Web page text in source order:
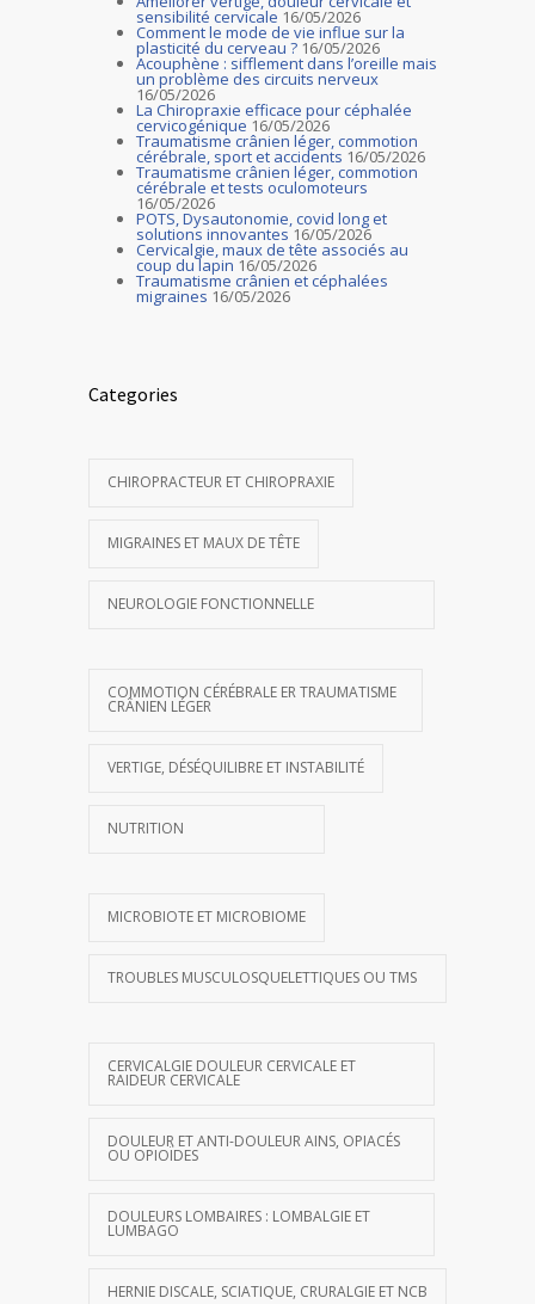
sensibilité cervicale 16/05/2026
Comment le mode de vie influe sur la
plasticité du cerveau ? 16/05/2026
Acouphène : sifflement dans l’oreille mais
un problème des circuits nerveux
16/05/2026
La Chiropraxie efficace pour céphalée
cervicogénique 16/05/2026
Traumatisme crânien léger, commotion
cérébrale, sport et accidents 16/05/2026
Traumatisme crânien léger, commotion
cérébrale et tests oculomoteurs
16/05/2026
POTS, Dysautonomie, covid long et
solutions innovantes 16/05/2026
Cervicalgie, maux de tête associés au
coup du lapin 16/05/2026
Traumatisme crânien et céphalées
migraines 16/05/2026
Categories
CHIROPRACTEUR ET CHIROPRAXIE
MIGRAINES ET MAUX DE TÊTE
NEUROLOGIE FONCTIONNELLE
COMMOTION CÉRÉBRALE ER TRAUMATISME
CRÂNIEN LÉGER
VERTIGE, DÉSÉQUILIBRE ET INSTABILITÉ
NUTRITION
MICROBIOTE ET MICROBIOME
TROUBLES MUSCULOSQUELETTIQUES OU TMS
CERVICALGIE DOULEUR CERVICALE ET
RAIDEUR CERVICALE
DOULEUR ET ANTI-DOULEUR AINS, OPIACÉS
OU OPIOÏDES
DOULEURS LOMBAIRES : LOMBALGIE ET
LUMBAGO
HERNIE DISCALE, SCIATIQUE, CRURALGIE ET NCB